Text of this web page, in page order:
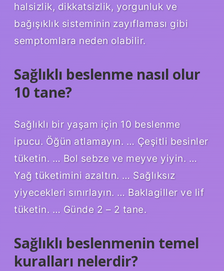
halsizlik, dikkatsizlik, yorgunluk ve
bağışıklık sisteminin zayıflaması gibi
semptomlara neden olabilir.
Sağlıklı beslenme nasıl olur
10 tane?
Sağlıklı bir yaşam için 10 beslenme
ipucu. Öğün atlamayın. … Çeşitli besinler
tüketin. … Bol sebze ve meyve yiyin. …
Yağ tüketimini azaltın. … Sağlıksız
yiyecekleri sınırlayın. … Baklagiller ve lif
tüketin. … Günde 2 – 2 tane.
Sağlıklı beslenmenin temel
kuralları nelerdir?